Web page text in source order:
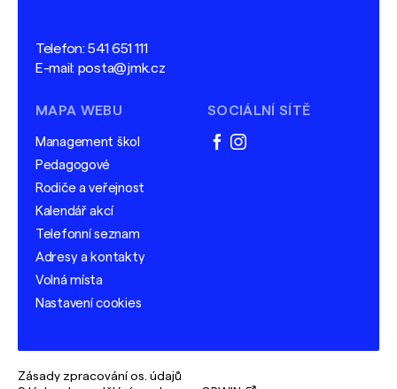
Telefon:541 651 111
E-mail: posta@jmk.cz
MAPA WEBU
Management škol
Pedagogové
Rodiče a veřejnost
Kalendář akcí
Telefonní seznam
Adresy a kontakty
Volná místa
Nastavení cookies
SOCIÁLNÍ SÍTĚ
facebook
instagram
Zásady zpracování os. údajů